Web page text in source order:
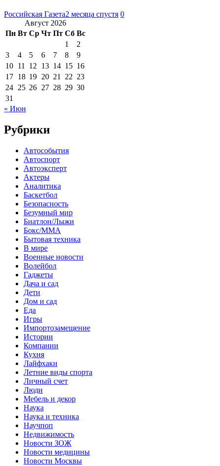
Российская Газета2 месяца спустя 0
Август 2026
Пн Вт Ср Чт Пт Сб Вс
1
2
3
4 5 6 7 8
9
10 11 12 13 14 15 16
17 18 19 20 21 22 23
24 25 26 27 28 29 30
31
« Июн
Рубрики
Автособытия
Автоспорт
Автоэксперт
Актеры
Аналитика
Баскетбол
Безопасность
Безумный мир
Биатлон/Лыжи
Бокс/MMA
Бытовая техника
В мире
Военные новости
Волейбол
Гаджеты
Дача и сад
Дети
Дом и сад
Еда
Игры
Импортозамещение
Истории
Компании
Кухня
Лайфхаки
Летние виды спорта
Личный счет
Люди
Мебель и декор
Наука
Наука и техника
Научпоп
Недвижимость
Новости ЗОЖ
Новости медицины
Новости Москвы